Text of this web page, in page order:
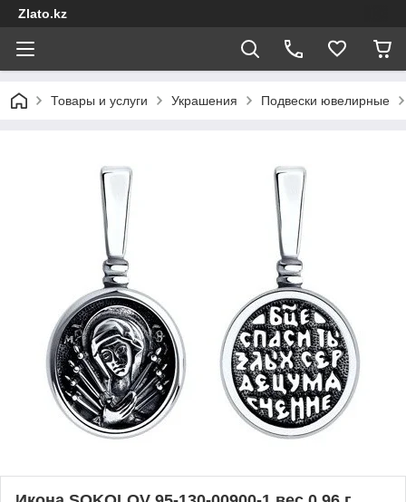
Zlato.kz
Товары и услуги Украшения Подвески ювелирные